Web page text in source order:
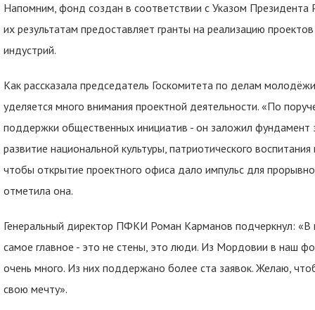
Напомним, фонд создан в соответствии с Указом Президента
их результатам предоставляет гранты на реализацию
индустрий.
Как рассказала председатель Госкомитета по делам
уделяется много внимания проектной деятельности. «По
поддержки общественных инициатив - он заложил
развитие национальной культуры, патриотического
чтобы открытие проектного офиса дало импульс для
отметила она.
Генеральный директор ПФКИ Роман Карманов подчеркнул:
самое главное - это не стены, это люди. Из Мордовии в наш
очень много. Из них поддержано более ста заявок. Желаю,
свою мечту».